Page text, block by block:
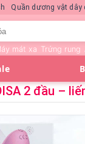
Quần dương vật dây
mát xa Trứng rung
2 đầu –